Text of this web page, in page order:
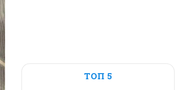
ТОП 5